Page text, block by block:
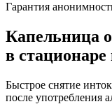
Гарантия
Капельница
в
Быстрое снятие
после употребления